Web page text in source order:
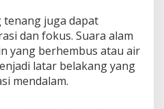
tenang juga dapat
dan fokus. Suara alam
yang berhembus atau air
latar belakang yang
mendalam.